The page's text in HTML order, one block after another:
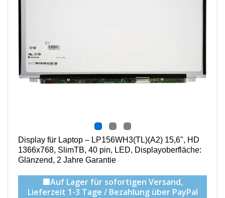
Display für Laptop – LP156WH3(TL)(A2) 15,6", HD
1366x768, SlimTB, 40 pin, LED, Displayoberfläche:
Glänzend, 2 Jahre Garantie
🟩Auf Lager für sofortigen Versand,
Lieferzeit 1-3 Tage / Bezahlung über PayPal